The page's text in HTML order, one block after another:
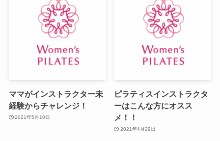
ママがインストラクター未
経験からチャレンジ！
2021年5月10日
ピラティスインストラクタ
ーはこんな方にオスス
メ！！
2021年4月29日